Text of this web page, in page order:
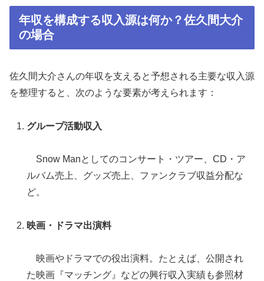
年収を構成する収入源は何か？佐久間大介
の場合
佐久間大介さんの年収を支えると予想される主要な収入源
を整理すると、次のような要素が考えられます：
グループ活動収入
Snow Manとしてのコンサート・ツアー、CD・ア
ルバム売上、グッズ売上、ファンクラブ収益分配な
ど。
映画・ドラマ出演料
映画やドラマでの役出演料。たとえば、公開され
た映画『マッチング』などの興行収入実績も参照材